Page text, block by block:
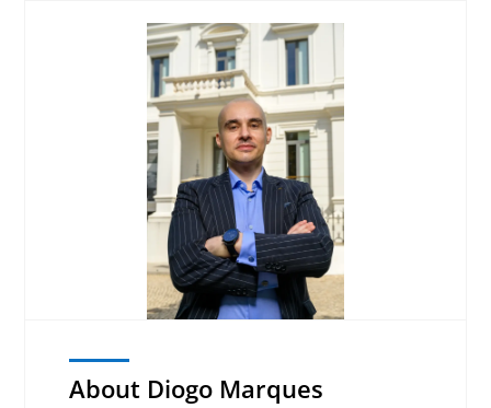
About Diogo Marques